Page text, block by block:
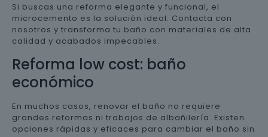
Si buscas una reforma elegante y funcional, el
microcemento es la solución ideal. Contacta con
nosotros y transforma tu baño con materiales de alta
calidad y acabados impecables.
Reforma low cost: baño
económico
En muchos casos, renovar el baño no requiere
grandes reformas ni trabajos de albañilería. Existen
opciones rápidas y eficaces para cambiar el baño sin